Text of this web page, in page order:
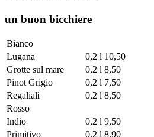
un buon bicchiere
Bianco
Lugana
0,2 l 10,50
Grotte sul mare
0,2 l 8,50
Pinot Grigio
0,2 l 7,50
Regaliali
0,2 l 8,50
Rosso
Indio
0,2 l 9,50
Primitivo
0,2 l 8,90